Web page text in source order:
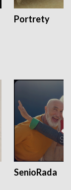
Portrety
SenioRada